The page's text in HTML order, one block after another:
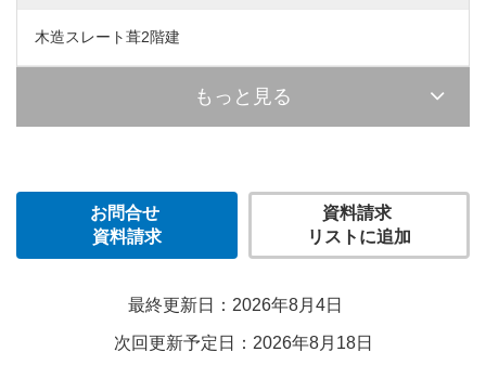
木造スレート葺2階建
もっと見る
お問合せ
資料請求
資料請求
リストに追加
最終更新日：2026年8月4日
次回更新予定日：2026年8月18日